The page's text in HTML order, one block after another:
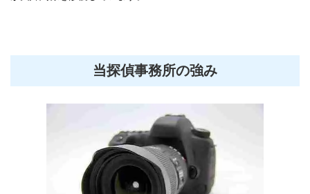
当探偵事務所の強み